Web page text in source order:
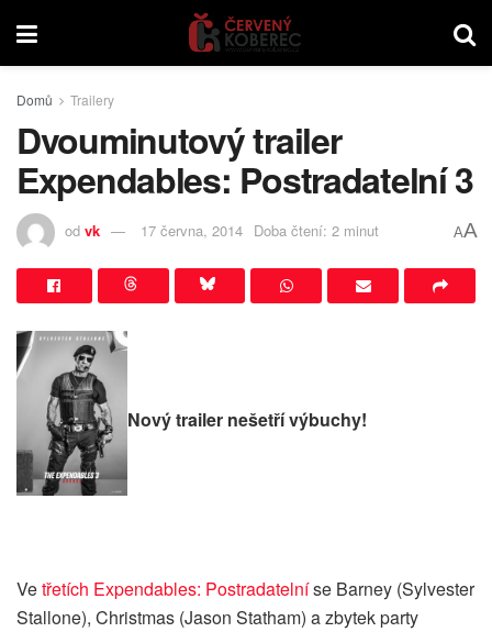
Domů Trailery
Dvouminutový trailer
Expendables: Postradatelní 3
od vk 17 června, 2014 Doba čtení: 2 minut AA
Nový trailer nešetří výbuchy!
Vetřetích Expendables: Postradatelníse Barney (Sylvester
Stallone), Christmas (Jason Statham) a zbytek party